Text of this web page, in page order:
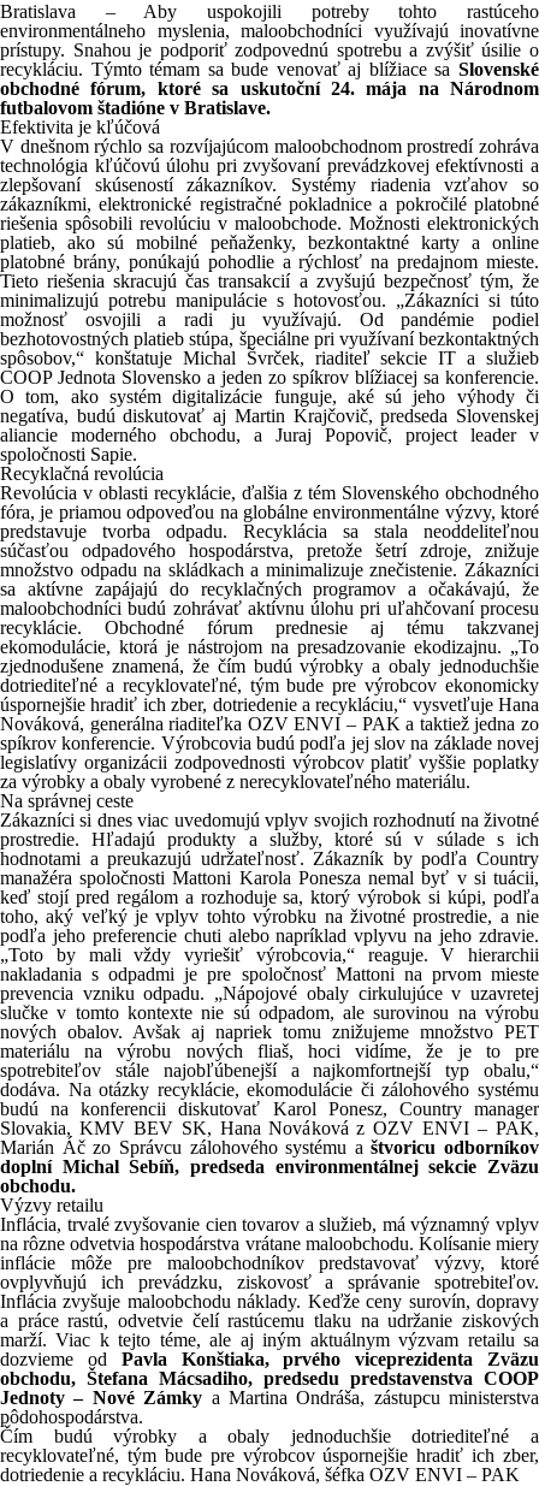
Bratislava – Aby uspokojili potreby tohto rastúceho
environmentálneho myslenia, maloobchodníci využívajú inovatívne
prístupy. Snahou je podporiť zodpovednú spotrebu a zvýšiť úsilie o
recykláciu. Týmto témam sa bude venovať aj blížiace sa Slovenské
obchodné fórum, ktoré sa uskutoční 24. mája na Národnom
futbalovom štadióne v Bratislave.
Efektivita je kľúčová
V dnešnom rýchlo sa rozvíjajúcom maloobchodnom prostredí zohráva
technológia kľúčovú úlohu pri zvyšovaní prevádzkovej efektívnosti a
zlepšovaní skúseností zákazníkov. Systémy riadenia vzťahov so
zákazníkmi, elektronické registračné pokladnice a pokročilé platobné
riešenia spôsobili revolúciu v maloobchode. Možnosti elektronických
platieb, ako sú mobilné peňaženky, bezkontaktné karty a online
platobné brány, ponúkajú pohodlie a rýchlosť na predajnom mieste.
Tieto riešenia skracujú čas transakcií a zvyšujú bezpečnosť tým, že
minimalizujú potrebu manipulácie s hotovosťou. „Zákazníci si túto
možnosť osvojili a radi ju využívajú. Od pandémie podiel
bezhotovostných platieb stúpa, špeciálne pri využívaní bezkontaktných
spôsobov,“ konštatuje Michal Švrček, riaditeľ sekcie IT a služieb
COOP Jednota Slovensko a jeden zo spíkrov blížiacej sa konferencie.
O tom, ako systém digitalizácie funguje, aké sú jeho výhody či
negatíva, budú diskutovať aj Martin Krajčovič, predseda Slovenskej
aliancie moderného obchodu, a Juraj Popovič, project leader v
spoločnosti Sapie.
Recyklačná revolúcia
Revolúcia v oblasti recyklácie, ďalšia z tém Slovenského obchodného
fóra, je priamou odpoveďou na globálne environmentálne výzvy, ktoré
predstavuje tvorba odpadu. Recyklácia sa stala neoddeliteľnou
súčasťou odpadového hospodárstva, pretože šetrí zdroje, znižuje
množstvo odpadu na skládkach a minimalizuje znečistenie. Zákazníci
sa aktívne zapájajú do recyklačných programov a očakávajú, že
maloobchodníci budú zohrávať aktívnu úlohu pri uľahčovaní procesu
recyklácie. Obchodné fórum prednesie aj tému takzvanej
ekomodulácie, ktorá je nástrojom na presadzovanie ekodizajnu. „To
zjednodušene znamená, že čím budú výrobky a obaly jednoduchšie
dotriediteľné a recyklovateľné, tým bude pre výrobcov ekonomicky
úspornejšie hradiť ich zber, dotriedenie a recykláciu,“ vysvetľuje Hana
Nováková, generálna riaditeľka OZV ENVI – PAK a taktiež jedna zo
spíkrov konferencie. Výrobcovia budú podľa jej slov na základe novej
legislatívy organizácii zodpovednosti výrobcov platiť vyššie poplatky
za výrobky a obaly vyrobené z nerecyklovateľného materiálu.
Na správnej ceste
Zákazníci si dnes viac uvedomujú vplyv svojich rozhodnutí na životné
prostredie. Hľadajú produkty a služby, ktoré sú v súlade s ich
hodnotami a preukazujú udržateľnosť. Zákazník by podľa Country
manažéra spoločnosti Mattoni Karola Ponesza nemal byť v si tuácii,
keď stojí pred regálom a rozhoduje sa, ktorý výrobok si kúpi, podľa
toho, aký veľký je vplyv tohto výrobku na životné prostredie, a nie
podľa jeho preferencie chuti alebo napríklad vplyvu na jeho zdravie.
„Toto by mali vždy vyriešiť výrobcovia,“ reaguje. V hierarchii
nakladania s odpadmi je pre spoločnosť Mattoni na prvom mieste
prevencia vzniku odpadu. „Nápojové obaly cirkulujúce v uzavretej
slučke v tomto kontexte nie sú odpadom, ale surovinou na výrobu
nových obalov. Avšak aj napriek tomu znižujeme množstvo PET
materiálu na výrobu nových fliaš, hoci vidíme, že je to pre
spotrebiteľov stále najobľúbenejší a najkomfortnejší typ obalu,“
dodáva. Na otázky recyklácie, ekomodulácie či zálohového systému
budú na konferencii diskutovať Karol Ponesz, Country manager
Slovakia, KMV BEV SK, Hana Nováková z OZV ENVI – PAK,
Marián Áč zo Správcu zálohového systému aštvoricu odborníkov
doplní Michal Sebíň, predseda environmentálnej sekcie Zväzu
obchodu.
Výzvy retailu
Inflácia, trvalé zvyšovanie cien tovarov a služieb, má významný vplyv
na rôzne odvetvia hospodárstva vrátane maloobchodu. Kolísanie miery
inflácie môže pre maloobchodníkov predstavovať výzvy, ktoré
ovplyvňujú ich prevádzku, ziskovosť a správanie spotrebiteľov.
Inflácia zvyšuje maloobchodu náklady. Keďže ceny surovín, dopravy
a práce rastú, odvetvie čelí rastúcemu tlaku na udržanie ziskových
marží. Viac k tejto téme, ale aj iným aktuálnym výzvam retailu sa
dozvieme od Pavla Konštiaka, prvého viceprezidenta Zväzu
obchodu, Štefana Mácsadiho, predsedu predstavenstva COOP
Jednoty – Nové Zámky a Martina Ondráša, zástupcu ministerstva
pôdohospodárstva.
Čím budú výrobky a obaly jednoduchšie dotriediteľné a
recyklovateľné, tým bude pre výrobcov úspornejšie hradiť ich zber,
dotriedenie a recykláciu. Hana Nováková, šéfka OZV ENVI – PAK